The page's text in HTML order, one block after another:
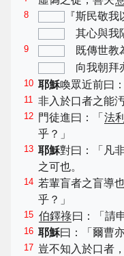
8
『斯民敬我
其心與我
9
既傳世教
向我朝拜
10 耶穌喚眾近前曰
11 非入於口者之能
12 門徒進曰：「 法
乎？」
13 耶穌對曰：「凡
之可也。
14 若輩盲者之盲導
乎？」
15 伯鐸祿曰：「請
16 耶穌曰：「爾曹
17 豈不知入於口者